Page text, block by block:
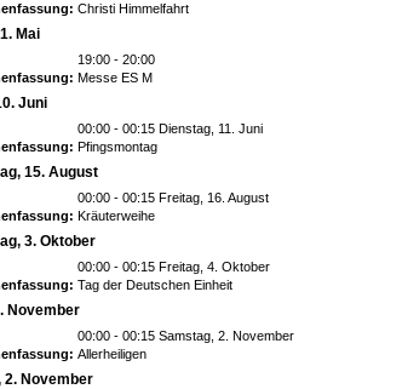
Christi Himmelfahrt
Mai
19:00 - 20:00
Messe ES M
Juni
00:00 - 00:15 Dienstag, 11. Juni
Pfingsmontag
15. August
00:00 - 00:15 Freitag, 16. August
Kräuterweihe
3. Oktober
00:00 - 00:15 Freitag, 4. Oktober
Tag der Deutschen Einheit
November
00:00 - 00:15 Samstag, 2. November
Allerheiligen
2. November